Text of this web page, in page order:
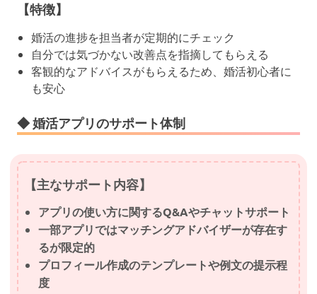
【特徴】
婚活の進捗を担当者が定期的にチェック
自分では気づかない改善点を指摘してもらえる
客観的なアドバイスがもらえるため、婚活初心者に
も安心
◆ 婚活アプリのサポート体制
【主なサポート内容】
アプリの使い方に関するQ&Aやチャットサポート
一部アプリではマッチングアドバイザーが存在す
るが限定的
プロフィール作成のテンプレートや例文の提示程
度